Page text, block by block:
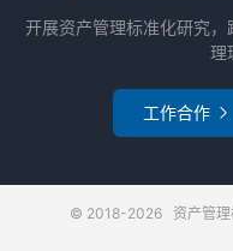
开展资产管理标准化研究
理
工作合作 
© 2018-2026 资产管